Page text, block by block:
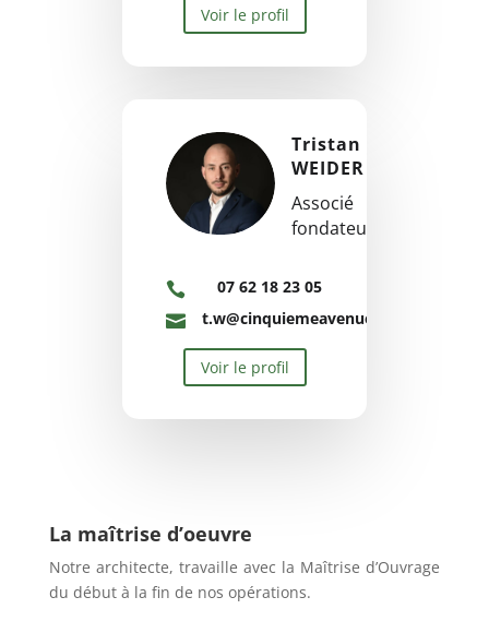
Voir le profil
Tristan
WEIDER
Associé
fondateur
 07 62 18 23 05
 t.w@cinquiemeavenue.fr
Voir le profil
La maîtrise d’oeuvre
Notre architecte, travaille avec la Maîtrise d’Ouvrage
du début à la fin de nos opérations.